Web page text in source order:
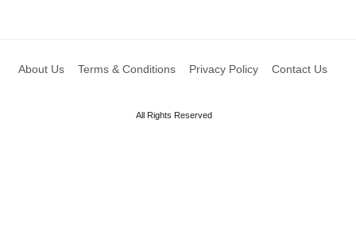
About Us Terms & Conditions Privacy Policy Contact Us
All Rights Reserved